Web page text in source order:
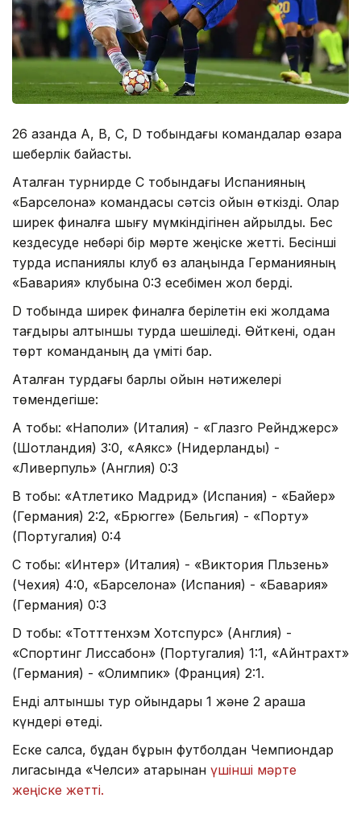
26 қазанда А, В, С, D тобындағы командалар өзара
шеберлік байқасты.
Аталған турнирде С тобындағы Испанияның
«Барселона» командасы сәтсіз ойын өткізді. Олар
ширек финалға шығу мүмкіндігінен айрылды. Бес
кездесуде небәрі бір мәрте жеңіске жетті. Бесінші
турда испаниялық клуб өз алаңында Германияның
«Бавария» клубына 0:3 есебімен жол берді.
D тобында ширек финалға берілетін екі жолдама
тағдыры алтыншы турда шешіледі. Өйткені, одан
төрт команданың да үміті бар.
Аталған турдағы барлық ойын нәтижелері
төмендегіше:
А тобы: «Наполи» (Италия) - «Глазго Рейнджерс»
(Шотландия) 3:0, «Аякс» (Нидерланды) -
«Ливерпуль» (Англия) 0:3
В тобы: «Атлетико Мадрид» (Испания) - «Байер»
(Германия) 2:2, «Брюгге» (Бельгия) - «Порту»
(Португалия) 0:4
С тобы: «Интер» (Италия) - «Виктория Пльзень»
(Чехия) 4:0, «Барселона» (Испания) - «Бавария»
(Германия) 0:3
D тобы: «Тотттенхэм Хотспурс» (Англия) -
«Спортинг Лиссабон» (Португалия) 1:1, «Айнтрахт»
(Германия) - «Олимпик» (Франция) 2:1.
Енді алтыншы тур ойындары 1 және 2 қараша
күндері өтеді.
Еске салсақ, бұдан бұрын футболдан Чемпиондар
лигасында «Челси» қатарынан үшінші мәрте
жеңіске жетті.